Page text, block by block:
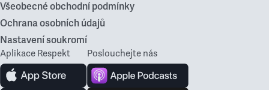
Všeobecné obchodní podmínky
Ochrana osobních údajů
Nastavení soukromí
Aplikace Respekt Poslouchejte nás